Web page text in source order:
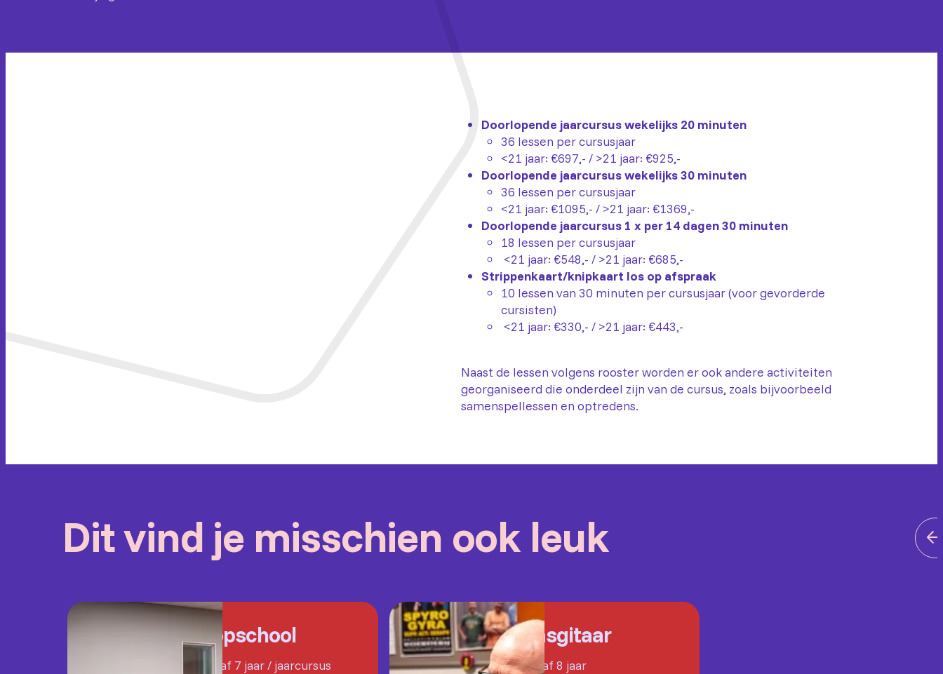
Doorlopende jaarcursus wekelijks 20 minuten
36 lessen per cursusjaar
<21 jaar: €697,- / >21 jaar: €925,-
Doorlopende jaarcursus wekelijks 30 minuten
36 lessen per cursusjaar
<21 jaar: €1095,- / >21 jaar: €1369,-
Doorlopende jaarcursus 1 x per 14 dagen 30 minuten
18 lessen per cursusjaar
<21 jaar: €548,- / >21 jaar: €685,-
Strippenkaart/knipkaart los op afspraak
10 lessen van 30 minuten per cursusjaar (voor gevorderde
cursisten)
<21 jaar: €330,- / >21 jaar: €443,-
Naast de lessen volgens rooster worden er ook andere activiteiten
georganiseerd die onderdeel zijn van de cursus, zoals bijvoorbeeld
samenspellessen en optredens.
Dit vind je misschien ook leuk
Popschool
Vanaf 7 jaar / jaarcursus
Basgitaar
Vanaf 8 jaar